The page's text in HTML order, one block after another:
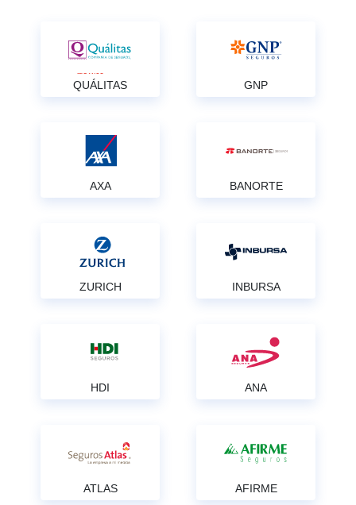
QUÁLITAS GNP
AXA BANORTE
ZURICH INBURSA
HDI ANA
ATLAS AFIRME